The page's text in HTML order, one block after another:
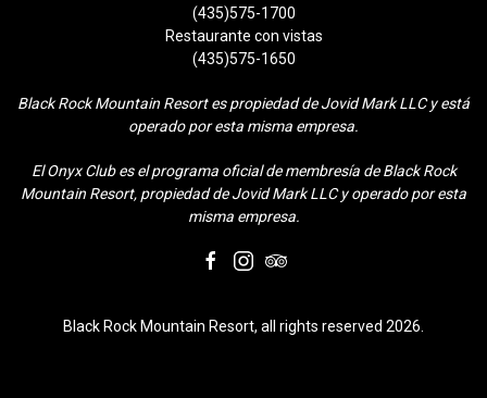
(435)575-1700
Restaurante con vistas
(435)575-1650
Black Rock Mountain Resort es propiedad de Jovid Mark LLC y está
operado por esta misma empresa.
El Onyx Club es el programa oficial de membresía de Black Rock
Mountain Resort, propiedad de Jovid Mark LLC y operado por esta
misma empresa.
facebookinstagramtripadvisor
Black Rock Mountain Resort, all rights reserved 2026.